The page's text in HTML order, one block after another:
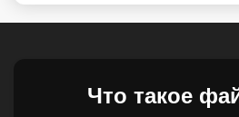
Что такое